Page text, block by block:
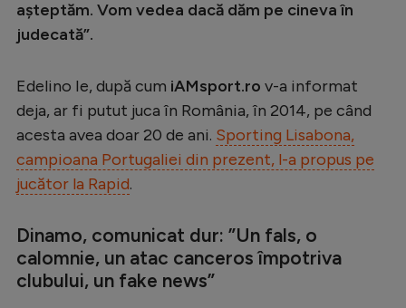
așteptăm. Vom vedea dacă dăm pe cineva în
judecată”.
Edelino Ie, după cum iAMsport.ro v-a informat
deja, ar fi putut juca în România, în 2014, pe când
acesta avea doar 20 de ani. Sporting Lisabona,
campioana Portugaliei din prezent, l-a propus pe
jucător la Rapid.
Dinamo, comunicat dur: ”Un fals, o
calomnie, un atac canceros împotriva
clubului, un fake news”